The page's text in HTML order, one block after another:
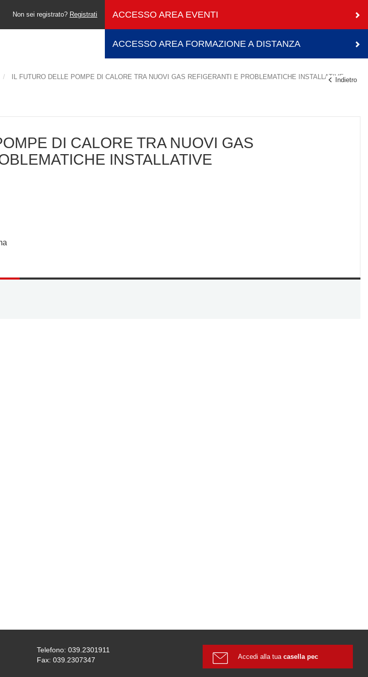
Non sei registrato? Registrati ACCESSO AREA EVENTI
ACCESSO AREA FORMAZIONE A DISTANZA
IL FUTURO DELLE POMPE DI CALORE TRA NUOVI GAS REFIGERANTI E PROBLEMATICHE INSTALLATIVEIndietro
DI CALORE TRA NUOVI GAS
INSTALLATIVE
Telefono: 039.2301911
Fax: 039.2307347
Accedi alla tua casella pec